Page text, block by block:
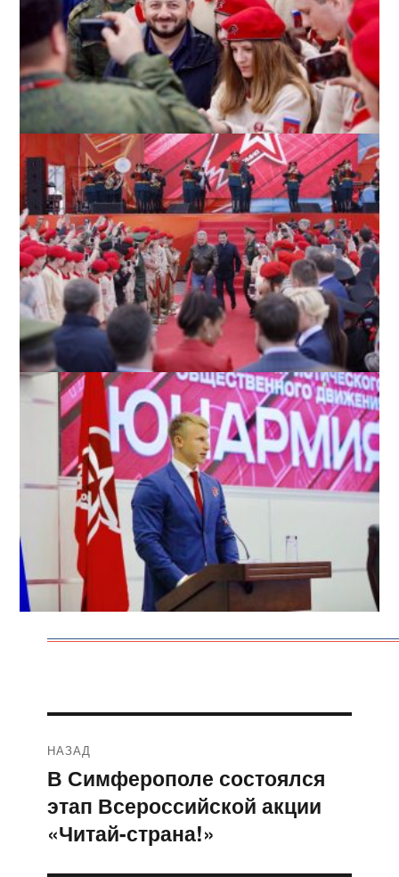
по
записям
НАЗАД
Предыдущая
запись:
В Симферополе состоялся
этап Всероссийской акции
«Читай-страна!»